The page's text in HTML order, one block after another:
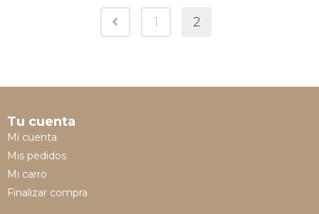
1 2
Tu cuenta
Mi cuenta
Mis pedidos
Mi carro
Finalizar compra